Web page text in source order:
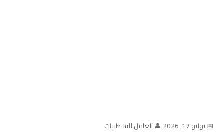
📅 يوليو 17, 2026 |👤 العامل للتشطيبات